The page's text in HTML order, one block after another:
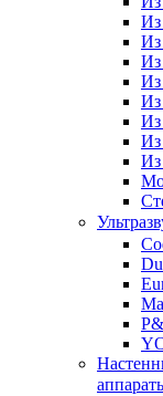
Из
Из
Из